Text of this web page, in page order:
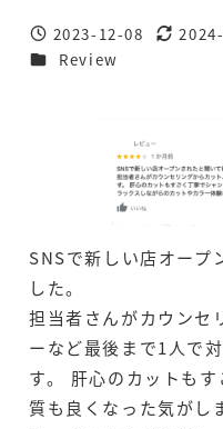
Published
2023-12-08
Categories
Review
SNSで新しい店オープ
した。
担当者さんがカウンセ
ーなど最後まで1人で
す。 肝心のカットも
質も良くなった気がし